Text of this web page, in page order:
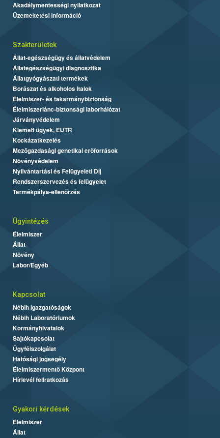
Akadálymentességi nyilatkozat
Üzemeltetési információ
Szakterületek
Állat-egészségügy és állatvédelem
Állategészségügyi diagnosztika
Állatgyógyászati termékek
Borászat és alkoholos italok
Élelmiszer- és takarmánybiztonság
Élelmiszerlánc-biztonsági laborhálózat
Járványvédelem
Kiemelt ügyek, EUTR
Kockázatkezelés
Mezőgazdasági genetikai erőforrások
Növényvédelem
Nyilvántartási és Felügyeleti Díj
Rendszerszervezés és felügyelet
Termékpálya-ellenőrzés
Ügyintézés
Élelmiszer
Állat
Növény
Labor/Egyéb
Kapcsolat
Nébih Igazgatóságok
Nébih Laboratóriumok
Kormányhivatalok
Sajtókapcsolat
Ügyfélszolgálat
Hatósági jogsegély
Élelmiszermentő Központ
Hírlevél feliratkozás
Gyakori kérdések
Élelmiszer
Állat